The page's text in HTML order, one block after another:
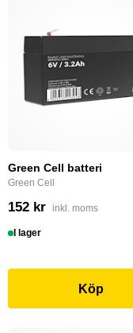
Green Cell batteri
Green Cell
152 kr inkl. moms
I lager
Köp